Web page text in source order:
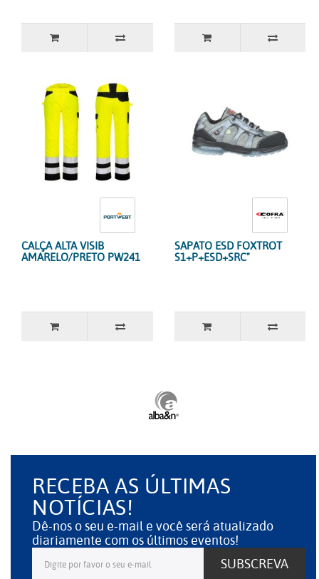
CALÇA ALTA VISIB
AMARELO/PRETO PW241
SAPATO ESD FOXTROT
S1+P+ESD+SRC"
RECEBA AS ÚLTIMAS
NOTÍCIAS!
Dê-nos o seu e-mail e você será atualizado
diariamente com os últimos eventos!
SUBSCREVA